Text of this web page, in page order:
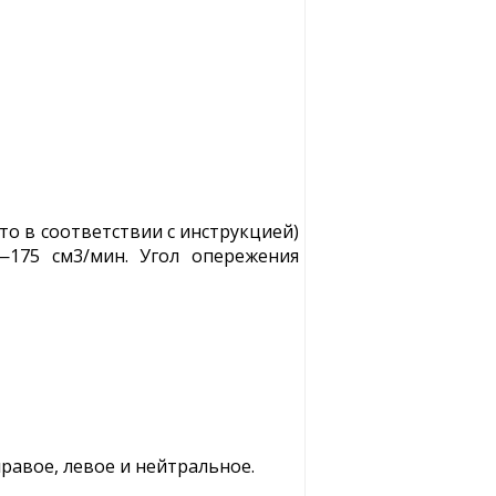
в соответствии с инструкцией)
см3/мин. Угол опережения
левое и нейтральное.